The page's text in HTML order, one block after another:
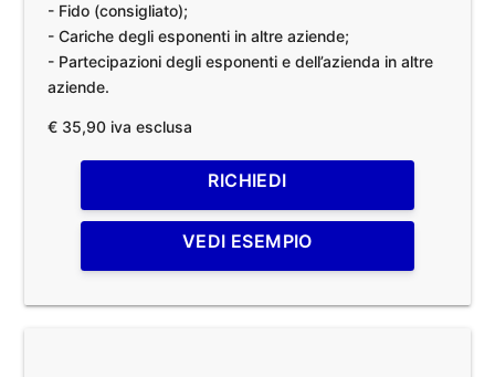
- Fido (consigliato);
- Cariche degli esponenti in altre aziende;
- Partecipazioni degli esponenti e dell’azienda in altre
aziende.
€ 35,90 iva esclusa
RICHIEDI
VEDI ESEMPIO